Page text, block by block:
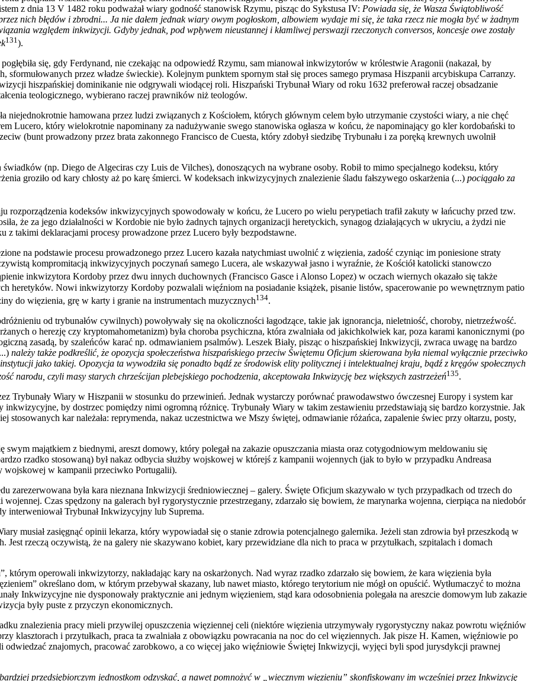
z dnia 13 V 1482 roku podważał wiary godność stanowisk Rzymu, pisząc do Sykstusa IV: Powiada się, że Wasza Świątobliwość
nich błędów i zbrodni... Ja nie dałem jednak wiary owym pogłoskom, albowiem wydaje mi się, że taka rzecz nie mogła być w żadnym
względem inkwizycji. Gdyby jednak, pod wpływem nieustannej i kłamliwej perswazji rzeczonych conversos, koncesje owe zostały
131 ).
się, gdy Ferdynand, nie czekając na odpowiedź Rzymu, sam mianował inkwizytorów w królestwie Aragonii (nakazał, by
sformułowanych przez władze świeckie). Kolejnym punktem spornym stał się proces samego prymasa Hiszpanii arcybiskupa Carranzy.
hiszpańskiej dominikanie nie odgrywali wiodącej roli. Hiszpański Trybunał Wiary od roku 1632 preferował raczej obsadzanie
teologicznego, wybierano raczej prawników niż teologów.
hamowana przez ludzi związanych z Kościołem, których głównym celem było utrzymanie czystości wiary, a nie chęć
Lucero, który wielokrotnie napominany za nadużywanie swego stanowiska ogłasza w końcu, że napominający go kler kordobański to
(bunt prowadzony przez brata zakonnego Francisco de Cuesta, który zdobył siedzibę Trybunału i za poręką krewnych uwolnił
(np. Diego de Algeciras czy Luis de Vilches), donoszących na wybrane osoby. Robił to mimo specjalnego kodeksu, który
groziło od kary chłosty aż po karę śmierci. W kodeksach inkwizycyjnych znalezienie śladu fałszywego oskarżenia (...) pociągało za
rozporządzenia kodeksów inkwizycyjnych spowodowały w końcu, że Lucero po wielu perypetiach trafił zakuty w łańcuchy przed tzw.
że za jego działalności w Kordobie nie było żadnych tajnych organizacji heretyckich, synagog działających w ukryciu, a żydzi nie
takimi deklaracjami procesy prowadzone przez Lucero były bezpodstawne.
na podstawie procesu prowadzonego przez Lucero kazała natychmiast uwolnić z więzienia, zadość czyniąc im poniesione straty
kompromitacją inkwizycyjnych poczynań samego Lucera, ale wskazywał jasno i wyraźnie, że Kościół katolicki stanowczo
inkwizytora Kordoby przez dwu innych duchownych (Francisco Gasce i Alonso Lopez) w oczach wiernych okazało się także
heretyków. Nowi inkwizytorzy Kordoby pozwalali więźniom na posiadanie książek, pisanie listów, spacerowanie po wewnętrznym patio
do więzienia, grę w karty i granie na instrumentach muzycznych134.
od trybunałów cywilnych) powoływały się na okoliczności łagodzące, takie jak ignorancja, nieletniość, choroby, nietrzeźwość.
o herezję czy kryptomahometanizm) była choroba psychiczna, która zwalniała od jakichkolwiek kar, poza karami kanonicznymi (po
zasadą, by szaleńców karać np. odmawianiem psalmów). Leszek Biały, pisząc o hiszpańskiej Inkwizycji, zwraca uwagę na bardzo
należy także podkreślić, że opozycja społeczeństwa hiszpańskiego przeciw Świętemu Oficjum skierowana była niemal wyłącznie przeciwko
jako takiej. Opozycja ta wywodziła się ponadto bądź ze środowisk elity politycznej i intelektualnej kraju, bądź z kręgów społecznych
narodu, czyli masy starych chrześcijan plebejskiego pochodzenia, akceptowała Inkwizycję bez większych zastrzeżeń135.
Trybunały Wiary w Hiszpanii w stosunku do przewinień. Jednak wystarczy porównać prawodawstwo ówczesnej Europy i system kar
by dostrzec pomiędzy nimi ogromną różnicę. Trybunały Wiary w takim zestawieniu przedstawiają się bardzo korzystnie. Jak
kar należała: reprymenda, nakaz uczestnictwa we Mszy świętej, odmawianie różańca, zapalenie świec przy ołtarzu, posty,
majątkiem z biednymi, areszt domowy, który polegał na zakazie opuszczania miasta oraz cotygodniowym meldowaniu się
rzadko stosowaną) był nakaz odbycia służby wojskowej w którejś z kampanii wojennych (jak to było w przypadku Andreasa
wojskowej w kampanii przeciwko Portugalii).
zarezerwowana była kara nieznana Inkwizycji średniowiecznej – galery. Święte Oficjum skazywało w tych przypadkach od trzech do
Czas spędzony na galerach był rygorystycznie przestrzegany, zdarzało się bowiem, że marynarka wojenna, cierpiąca na niedobór
interweniował Trybunał Inkwizycyjny lub Suprema.
musiał zasięgnąć opinii lekarza, który wypowiadał się o stanie zdrowia potencjalnego galernika. Jeżeli stan zdrowia był przeszkodą w
rzeczą oczywistą, że na galery nie skazywano kobiet, kary przewidziane dla nich to praca w przytułkach, szpitalach i domach
którym operowali inkwizytorzy, nakładając kary na oskarżonych. Nad wyraz rzadko zdarzało się bowiem, że kara więzienia była
określano dom, w którym przebywał skazany, lub nawet miasto, którego terytorium nie mógł on opuścić. Wytłumaczyć to można
Inkwizycyjne nie dysponowały praktycznie ani jednym więzieniem, stąd kara odosobnienia polegała na areszcie domowym lub zakazie
były puste z przyczyn ekonomicznych.
znalezienia pracy mieli przywilej opuszczenia więziennej celi (niektóre więzienia utrzymywały rygorystyczny nakaz powrotu więźniów
klasztorach i przytułkach, praca ta zwalniała z obowiązku powracania na noc do cel więziennych. Jak pisze H. Kamen, więźniowie po
znajomych, pracować zarobkowo, a co więcej jako więźniowie Świętej Inkwizycji, wyjęci byli spod jurysdykcji prawnej
przedsiębiorczym jednostkom odzyskać, a nawet pomnożyć w „wiecznym więzieniu” skonfiskowany im wcześniej przez Inkwizycję